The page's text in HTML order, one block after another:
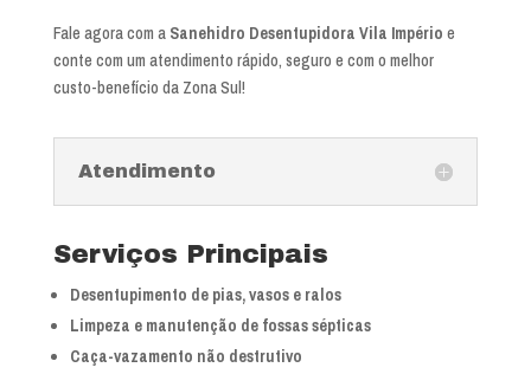
Fale agora com a Sanehidro Desentupidora Vila Império e
conte com um atendimento rápido, seguro e com o melhor
custo-benefício da Zona Sul!
Atendimento
Serviços Principais
Desentupimento de pias, vasos e ralos
Limpeza e manutenção de fossas sépticas
Caça-vazamento não destrutivo